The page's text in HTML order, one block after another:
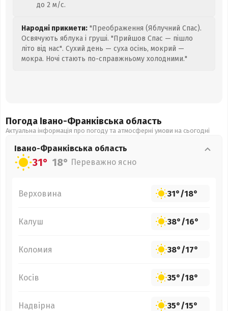
до 2 м/с.
Народні прикмети: "Преображення (Яблучний Спас).
Освячують яблука і груші. "Прийшов Спас — пішло
літо від нас". Сухий день — суха осінь, мокрий —
мокра. Ночі стають по-справжньому холодними."
Погода Івано-Франківська область
Актуальна інформація про погоду та атмосферні умови на сьогодні
Івано-Франківська область
31° 18° Переважно ясно
Верховина 31°/18°
Калуш 38°/16°
Коломия 38°/17°
Косів 35°/18°
Надвірна 35°/15°